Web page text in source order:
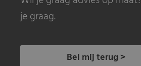
je graag.
Bel mij terug >